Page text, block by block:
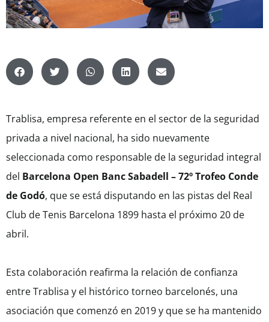
Trablisa, empresa referente en el sector de la seguridad
privada a nivel nacional, ha sido nuevamente
seleccionada como responsable de la seguridad integral
del Barcelona Open Banc Sabadell – 72º Trofeo Conde
de Godó, que se está disputando en las pistas del Real
Club de Tenis Barcelona 1899 hasta el próximo 20 de
abril.
Esta colaboración reafirma la relación de confianza
entre Trablisa y el histórico torneo barcelonés, una
asociación que comenzó en 2019 y que se ha mantenido